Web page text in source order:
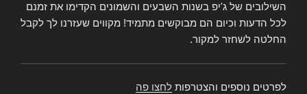
השילובים של ג'יפ בשנות השבעים והשמונים הקדימו את זמנם
לכל הדעות וכיום הם מבוקשים מתמיד! מקווים שעזרנו לך לקבל
החלטה לשחזר למקור.
לפרטים נוספים והצטרפות לחצו פה